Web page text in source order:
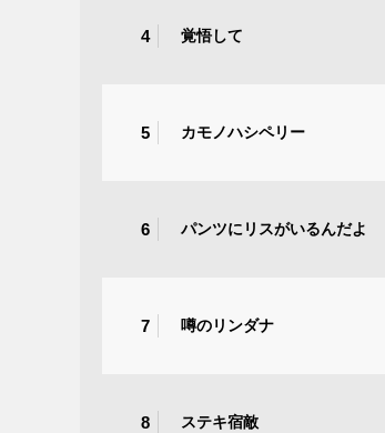
4 覚悟して
5 カモノハシペリー
6 パンツにリスがいるんだよ
7 噂のリンダナ
8 ステキ宿敵